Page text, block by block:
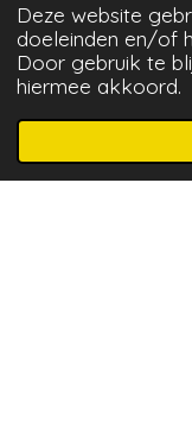
Deze website
doeleinden en/of
Door gebruik te
hiermee akkoord.